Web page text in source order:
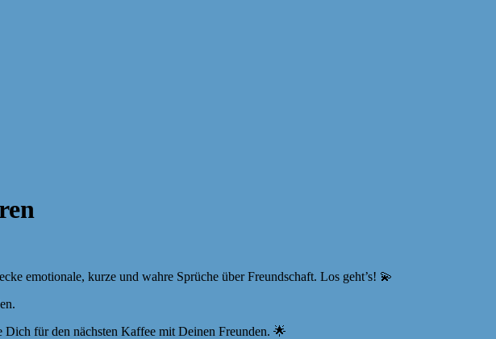
emotionale, kurze und wahre Sprüche über Freundschaft. Los geht’s! 💫
für den nächsten Kaffee mit Deinen Freunden. 🌟